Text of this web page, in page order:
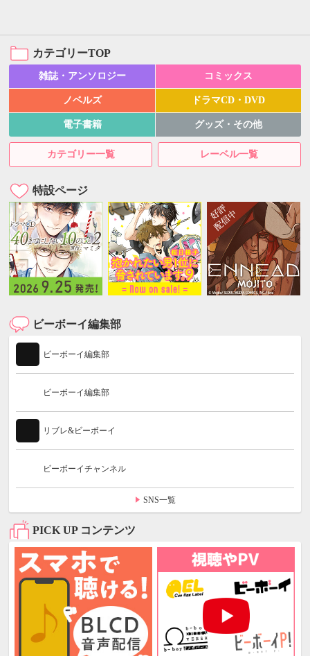
カテゴリーTOP
雑誌・アンソロジー コミックス
ノベルズ ドラマCD・DVD
電子書籍 グッズ・その他
カテゴリー一覧 レーベル一覧
特設ページ
ビーボーイ編集部
ビーボーイ編集部
ビーボーイ編集部
リブレ&ビーボーイ
ビーボーイチャンネル
SNS一覧
PICK UP コンテンツ